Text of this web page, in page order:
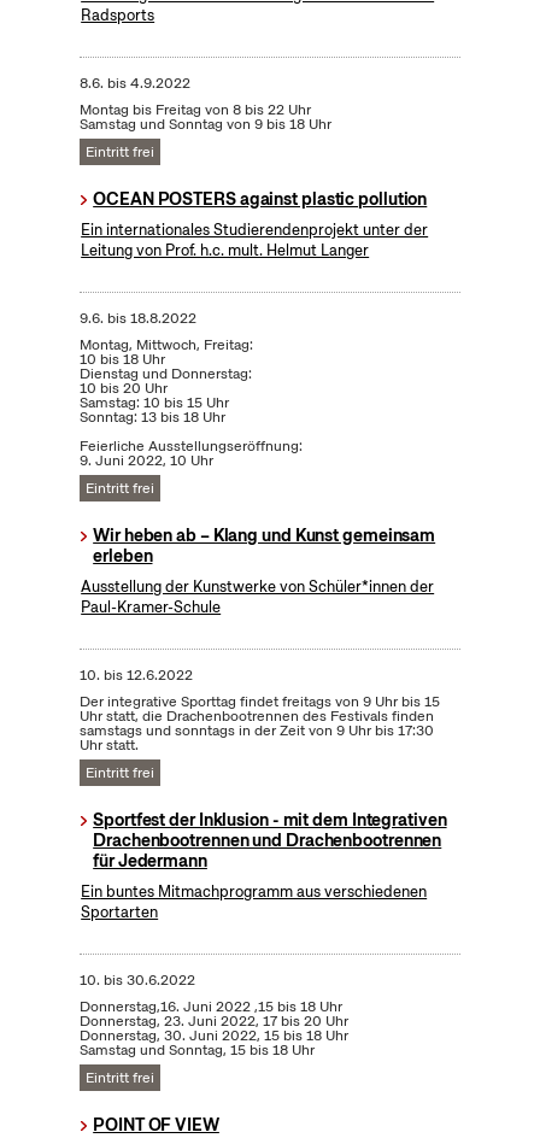
Radsports
8.6. bis4.9.2022
Montag bis Freitag von 8 bis 22 Uhr
Samstag und Sonntag von 9 bis 18 Uhr
Eintritt frei
OCEAN POSTERS against plastic pollution
Ein internationales Studierendenprojekt unter der
Leitung von Prof. h.c. mult. Helmut Langer
9.6. bis18.8.2022
Montag, Mittwoch, Freitag:
10 bis 18 Uhr
Dienstag und Donnerstag:
10 bis 20 Uhr
Samstag: 10 bis 15 Uhr
Sonntag: 13 bis 18 Uhr
Feierliche Ausstellungseröffnung:
9. Juni 2022, 10 Uhr
Eintritt frei
Wir heben ab – Klang und Kunst gemeinsam
erleben
Ausstellung der Kunstwerke von Schüler*innen der
Paul-Kramer-Schule
10. bis12.6.2022
Der integrative Sporttag findet freitags von 9 Uhr bis 15
Uhr statt, die Drachenbootrennen des Festivals finden
samstags und sonntags in der Zeit von 9 Uhr bis 17:30
Uhr statt.
Eintritt frei
Sportfest der Inklusion - mit dem Integrativen
Drachenbootrennen und Drachenbootrennen
für Jedermann
Ein buntes Mitmachprogramm aus verschiedenen
Sportarten
10. bis30.6.2022
Donnerstag,16. Juni 2022 ,15 bis 18 Uhr
Donnerstag, 23. Juni 2022, 17 bis 20 Uhr
Donnerstag, 30. Juni 2022, 15 bis 18 Uhr
Samstag und Sonntag, 15 bis 18 Uhr
Eintritt frei
POINT OF VIEW